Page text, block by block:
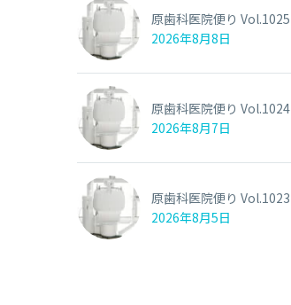
原歯科医院便り Vol.1025
2026年8月8日
原歯科医院便り Vol.1024
2026年8月7日
原歯科医院便り Vol.1023
2026年8月5日